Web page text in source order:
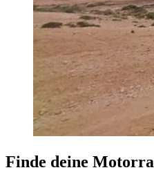
Finde deine